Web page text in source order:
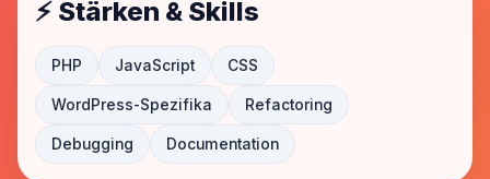
⚡ Stärken & Skills
PHP JavaScript CSS
WordPress-Spezifika Refactoring
Debugging Documentation